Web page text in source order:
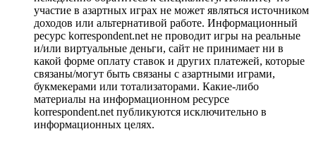
участие в азартных играх не может являться источником
доходов или альтернативой работе. Информационный
ресурс korrespondent.net не проводит игры на реальные
и/или виртуальные деньги, сайт не принимает ни в
какой форме оплату ставок и других платежей, которые
связаны/могут быть связаны с азартными играми,
букмекерами или тотализаторами. Какие-либо
материалы на информационном ресурсе
korrespondent.net публикуются исключительно в
информационных целях.